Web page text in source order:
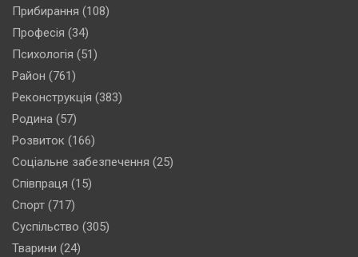
Прибирання (108)
Професія (34)
Психологія (51)
Район (761)
Реконструкція (383)
Родина (57)
Розвиток (166)
Соціальне забезпечення (25)
Співпраця (15)
Спорт (717)
Суспільство (305)
Тварини (24)